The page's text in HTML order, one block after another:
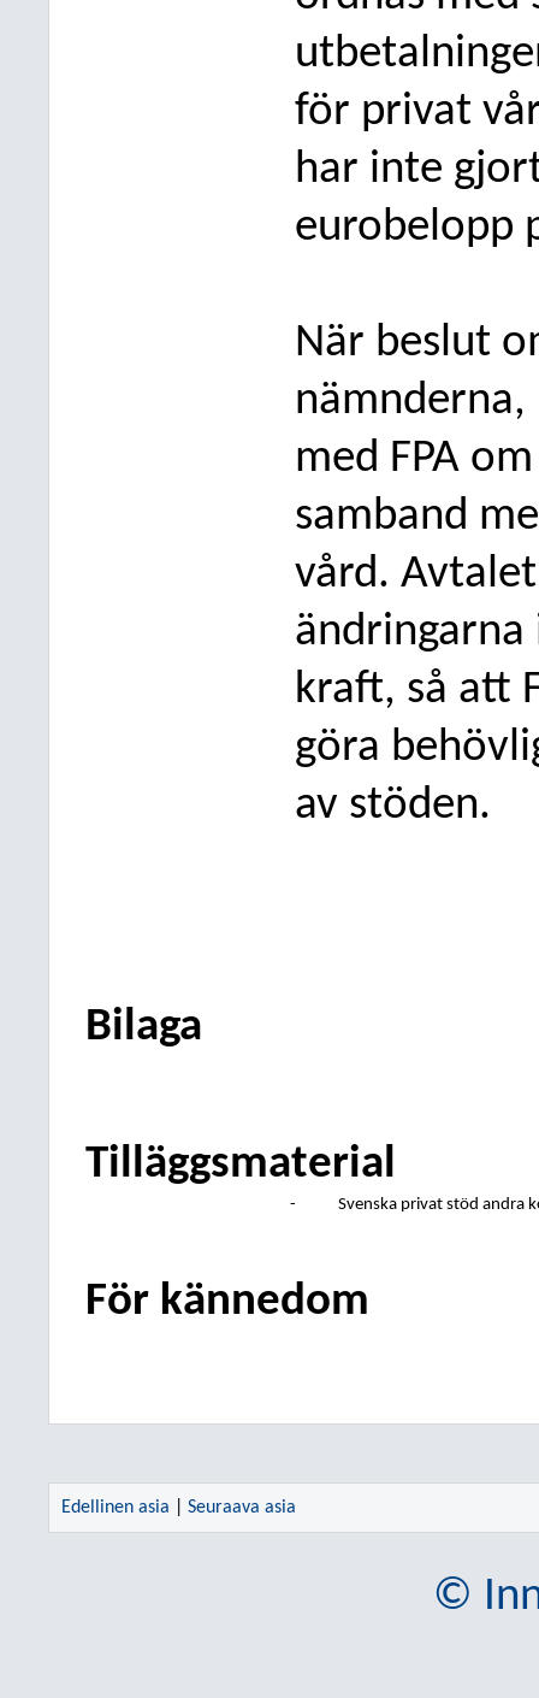
för privat
har inte
eurobelopp
När beslut
med FPA
samband
vård.
kraft, så att
göra
av stöden.
Bilaga
Tilläggsmaterial
- Svenska privat stöd andra
För kännedom
Edellinen asia Seuraava asia
©